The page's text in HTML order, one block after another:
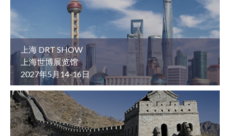
上海 DRT SHOW
上海世博展览馆
2027年5月14-16日